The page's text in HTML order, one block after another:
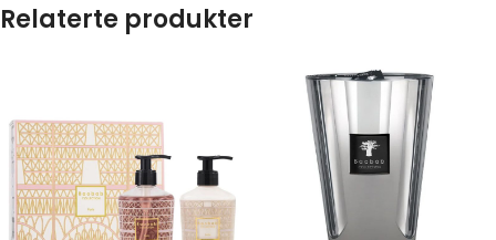
Relaterte produkter